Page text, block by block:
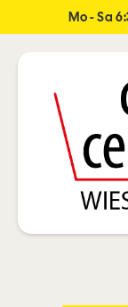
Mo - Sa